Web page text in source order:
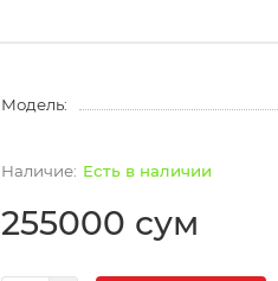
Модель:
Есть в наличии
255000 сум